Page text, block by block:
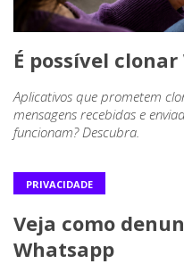
É possível
Aplicativos que prometem
mensagens recebidas e
funcionam? Descubra.
PRIVACIDADE
Veja como
Whatsapp